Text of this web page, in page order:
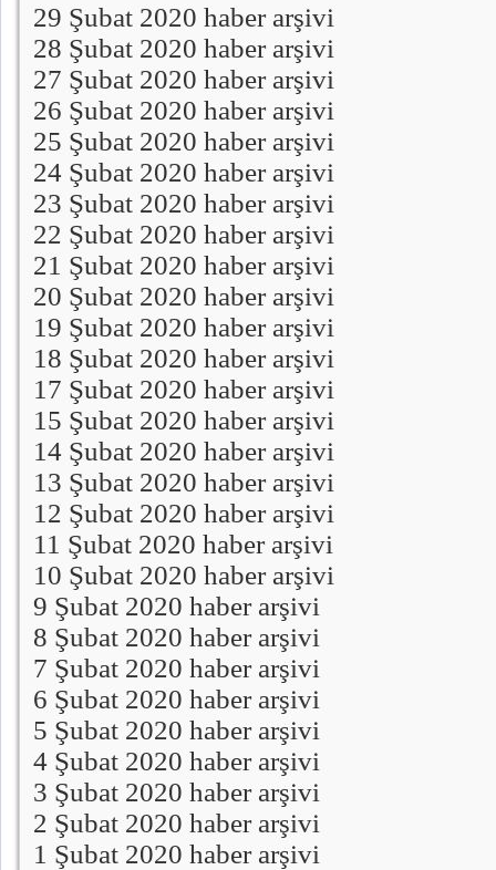
29 Şubat 2020 haber arşivi
28 Şubat 2020 haber arşivi
27 Şubat 2020 haber arşivi
26 Şubat 2020 haber arşivi
25 Şubat 2020 haber arşivi
24 Şubat 2020 haber arşivi
23 Şubat 2020 haber arşivi
22 Şubat 2020 haber arşivi
21 Şubat 2020 haber arşivi
20 Şubat 2020 haber arşivi
19 Şubat 2020 haber arşivi
18 Şubat 2020 haber arşivi
17 Şubat 2020 haber arşivi
15 Şubat 2020 haber arşivi
14 Şubat 2020 haber arşivi
13 Şubat 2020 haber arşivi
12 Şubat 2020 haber arşivi
11 Şubat 2020 haber arşivi
10 Şubat 2020 haber arşivi
9 Şubat 2020 haber arşivi
8 Şubat 2020 haber arşivi
7 Şubat 2020 haber arşivi
6 Şubat 2020 haber arşivi
5 Şubat 2020 haber arşivi
4 Şubat 2020 haber arşivi
3 Şubat 2020 haber arşivi
2 Şubat 2020 haber arşivi
1 Şubat 2020 haber arşivi